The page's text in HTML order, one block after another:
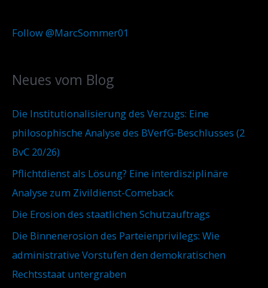
h
n
a
c
h
:
Follow @MarcSommer01
Neues vom Blog
Die Institutionalisierung des Verzugs: Eine
philosophische Analyse des BVerfG-Beschlusses (2
BvC 20/26)
Pflichtdienst als Lösung? Eine interdisziplinäre
Analyse zum Zivildienst-Comeback
Die Erosion des staatlichen Schutzauftrags
Die Binnenerosion des Parteienprivilegs: Wie
administrative Vorstufen den demokratischen
Rechtsstaat untergraben
h
e
r
i
n